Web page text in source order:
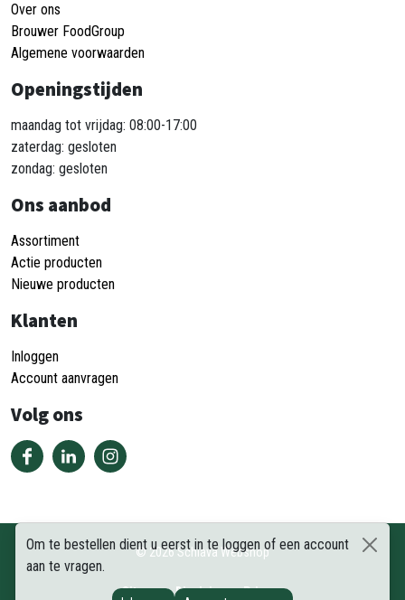
Om te bestellen dient u eerst in te loggen of een account
aan te vragen.
Over ons
Brouwer FoodGroup
Algemene voorwaarden
Openingstijden
maandag tot vrijdag: 08:00-17:00
zaterdag: gesloten
zondag: gesloten
Ons aanbod
Assortiment
Actie producten
Nieuwe producten
Klanten
Inloggen
Account aanvragen
Volg ons
©2026Schiava Webshop
Sitemap Disclaimer Privacy